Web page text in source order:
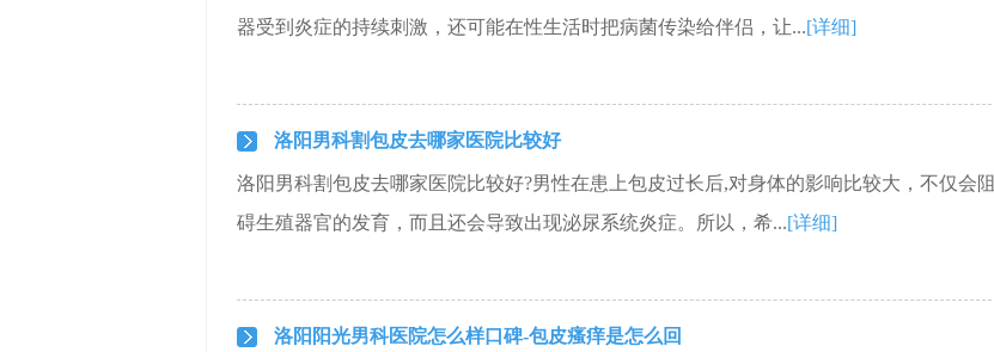
器受到炎症的持续刺激，还可能在性生活时把病菌传染给伴侣，让...[详细]
洛阳男科割包皮去哪家医院比较好
洛阳男科割包皮去哪家医院比较好?男性在患上包皮过长后,对身体的影响比较大，不仅会阻
碍生殖器官的发育，而且还会导致出现泌尿系统炎症。所以，希...[详细]
洛阳阳光男科医院怎么样口碑-包皮瘙痒是怎么回